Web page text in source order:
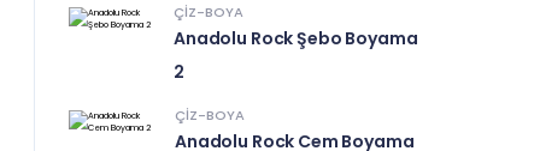
ÇIZ-BOYA
Anadolu Rock Şebo Boyama
2
ÇIZ-BOYA
Anadolu Rock Cem Boyama